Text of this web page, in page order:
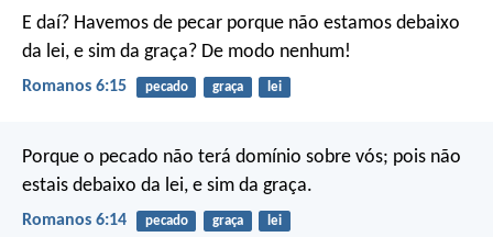
E daí? Havemos de pecar porque não estamos debaixo
da lei, e sim da graça? De modo nenhum!
Romanos 6:15 pecado graça lei
Porque o pecado não terá domínio sobre vós; pois não
estais debaixo da lei, e sim da graça.
Romanos 6:14 pecado graça lei